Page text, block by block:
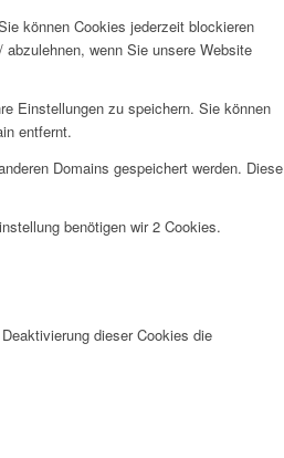
können Cookies jederzeit blockieren
wenn Sie unsere Website
Einstellungen zu speichern. Sie können
entfernt.
Domains gespeichert werden. Diese
benötigen wir 2 Cookies.
dieser Cookies die